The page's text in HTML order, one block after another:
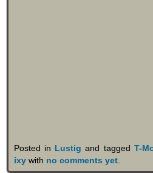
Posted in Lustig and taggedT-
ixywith no comments yet.